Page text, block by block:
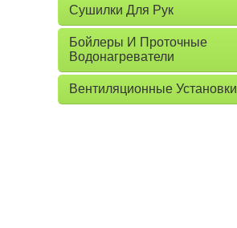
Сушилки Для Рук
Бойлеры И Проточные
Водонагреватели
Вентиляционные Установки